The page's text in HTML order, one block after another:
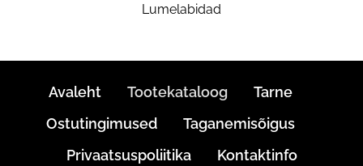
Lumelabidad
Avaleht Tootekataloog
Tarne
Ostutingimused
Taganemisõigus
Privaatsuspoliitika
Kontaktinfo